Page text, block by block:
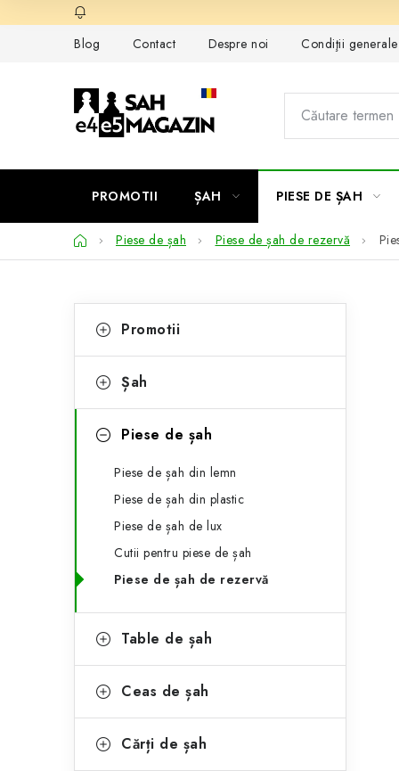
la
Blog Contact Despre noi Condiţii
PROMOTII ȘAH PIESE DE ȘAH
AcasăPiese de șah Piese de șah de rezervă
a
ă
r
a
l
peste
categorii
a
e
Promotii
Șah
Piese de șah
Piese de șah din lemn
Piese de șah din plastic
Piese de șah de lux
Cutii pentru piese de șah
Piese de șah de rezervă
Table de șah
Ceas de șah
Cărți de șah